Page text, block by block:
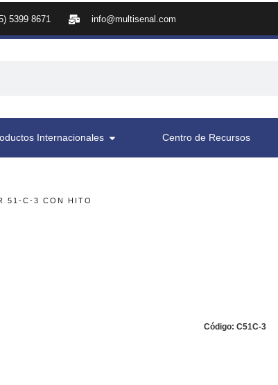
5399 8671 info@multisenal.com
Internacionales Centro de Recursos
51-C-3 CON HITO
Código: C51C-3